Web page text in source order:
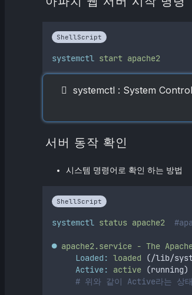
ShellScript
systemctl start apache2
systemctl : System
서버 동작 확인
시스템 명령어로 확인 하는 방법
ShellScript
systemctl status apache2
● apache2.service - The
Loaded: loaded (/lib/
Active:
active (running)
# 위와 같이 Active라는 상